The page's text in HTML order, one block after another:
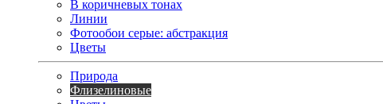
В коричневых тонах
Линии
Фотообои серые: абстракция
Цветы
Природа
Флизелиновые